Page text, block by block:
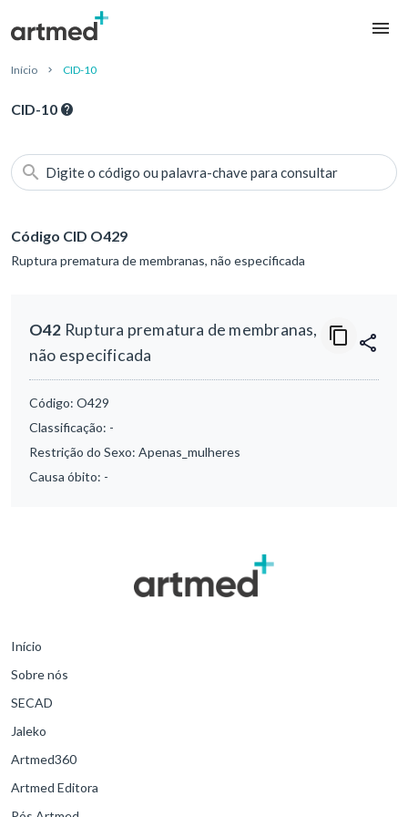
Início CID-10
CID-10
Digite o código ou palavra-chave para consultar
Código CID O429
Ruptura prematura de membranas, não especificada
O42 Ruptura prematura de membranas,
não especificada
Código: O429
Classificação: -
Restrição do Sexo: Apenas_mulheres
Causa óbito: -
Início
Sobre nós
SECAD
Jaleko
Artmed360
Artmed Editora